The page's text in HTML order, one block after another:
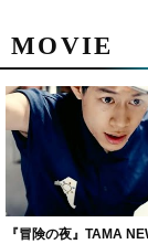
MOVIE
『冒険の夜』TAMA